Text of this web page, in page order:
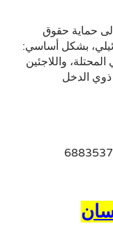
حماية حقوق
بشكل أساسي:
واللاجئين
ذوي الدخل